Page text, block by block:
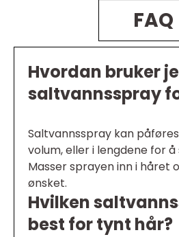
FAQ
Hvordan bruker
saltvannsspray
Saltvannsspray kan
volum, eller i lengdene for
Masser sprayen inn i håret
ønsket.
Hvilken
best for tynt hår?